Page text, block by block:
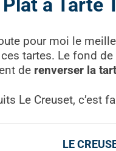
Plat à Tarte
pour moi le
tartes. Le fond
de renverser la
Le Creuset, c’est
LE